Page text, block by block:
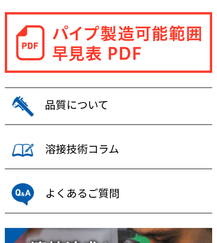
品質について
溶接技術コラム
よくあるご質問